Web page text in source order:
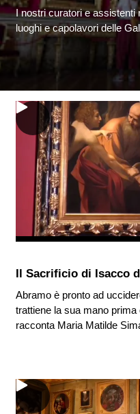
I nostri curatori e assistenti
luoghi e capolavori delle
Il Sacrificio di Isacco
Abramo è pronto ad
trattiene la sua mano
racconta Maria Matilde